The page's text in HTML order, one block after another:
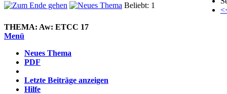
Beliebt: 1
THEMA: Aw: ETCC 17
Menü
Neues Thema
PDF
Letzte Beiträge anzeigen
Hilfe